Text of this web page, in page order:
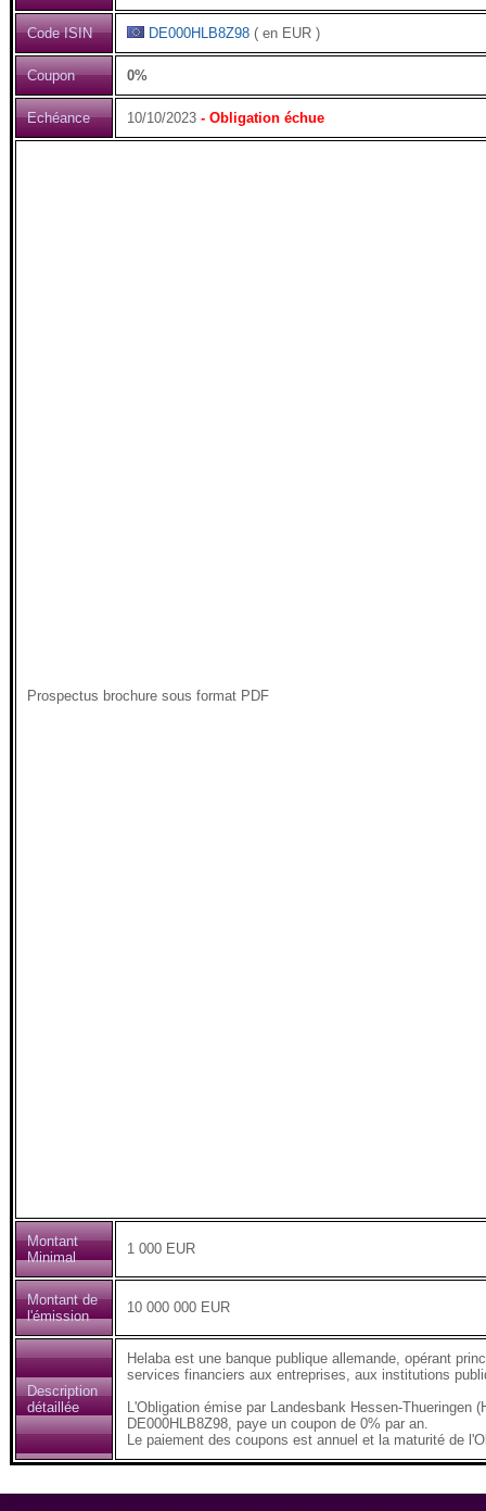
Code ISIN DE000HLB8Z98 ( en EUR )
Coupon 0%
Echéance 10/10/2023 - Obligation échue
Prospectus brochure sous format PDF
Montant
Minimal
1 000 EUR
Montant de
l'émission
10 000 000 EUR
Description
détaillée
Helaba est une banque publique allemande, opérant
services financiers aux entreprises, aux institutions
L'Obligation émise par Landesbank Hessen-Thueringen
DE000HLB8Z98, paye un coupon de 0% par an.
Le paiement des coupons est annuel et la maturité de